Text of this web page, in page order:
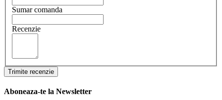
Sumar comanda
Recenzie
Trimite recenzie
Aboneaza-te la Newsletter